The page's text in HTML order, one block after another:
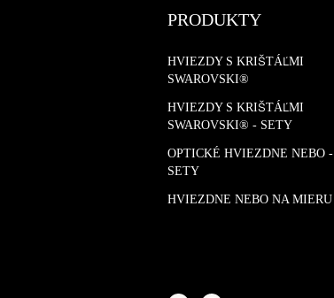
PRODUKTY
HVIEZDY S KRIŠTÁĽMI
SWAROVSKI®
HVIEZDY S KRIŠTÁĽMI
SWAROVSKI® - SETY
OPTICKÉ HVIEZDNE NEBO -
SETY
HVIEZDNE NEBO NA MIERU